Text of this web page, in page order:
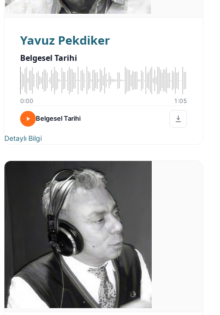
Yavuz Pekdiker
Belgesel Tarihi
0:00 1:05
Belgesel Tarihi
Detaylı Bilgi